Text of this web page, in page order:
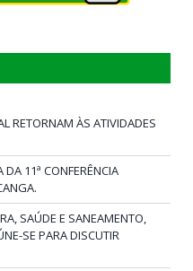
RETORNAM ÀS ATIVIDADES
DA 11ª CONFERÊNCIA
SAÚDE E SANEAMENTO,
SE PARA DISCUTIR